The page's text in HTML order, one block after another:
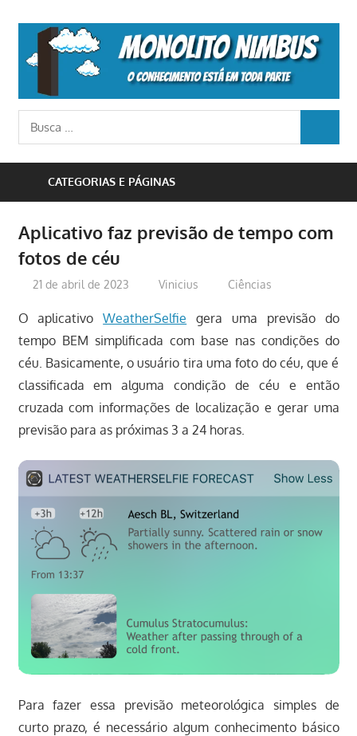
content
o
conhecimento
Busca
para:
CATEGORIAS E PÁGINAS
Aplicativo faz previsão de tempo com
fotos de céu
21 de abril de 2023 Vinicius Ciências
O aplicativoWeatherSelfie gera uma previsão do
tempo BEM simplificada com base nas condições do
céu. Basicamente, o usuário tira uma foto do céu, que é
classificada em alguma condição de céu e então
cruzada com informações de localização e gerar uma
previsão para as próximas 3 a 24 horas.
Para fazer essa previsão meteorológica simples de
curto prazo, é necessário algum conhecimento básico